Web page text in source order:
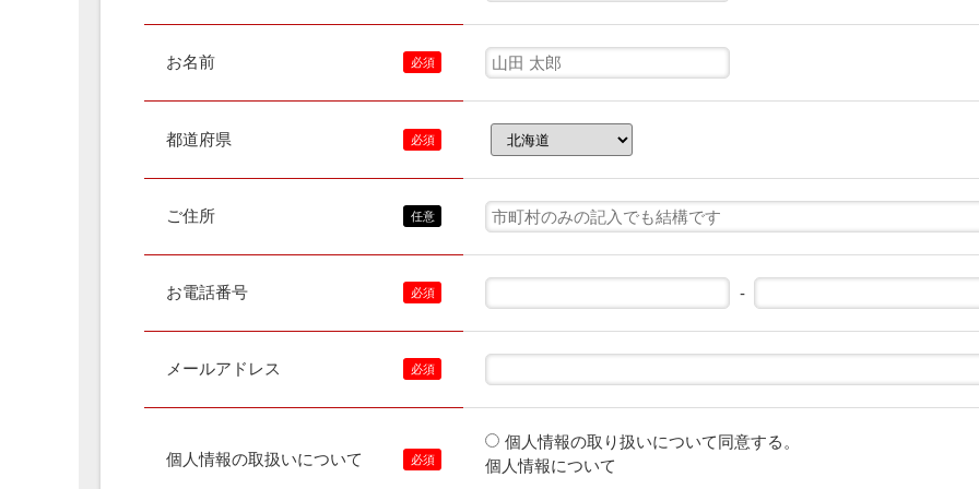
お名前
都道府県
ご住所
お電話番号 -
メールアドレス
個人情報の取扱いについて
個人情報の取り扱いについて同意する。
個人情報について